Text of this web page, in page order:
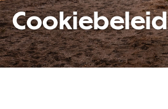
Cookiebeleid